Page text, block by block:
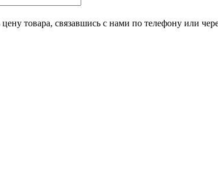
товара, связавшись с нами по телефону или